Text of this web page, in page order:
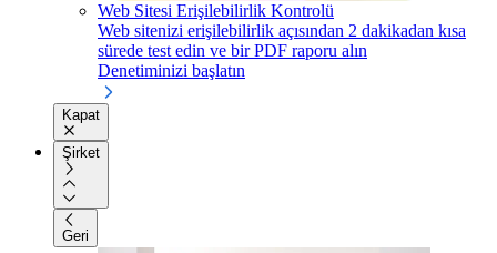
Web Sitesi Erişilebilirlik Kontrolü
Web sitenizi erişilebilirlik açısından 2 dakikadan kısa
sürede test edin ve bir PDF raporu alın
Denetiminizi başlatın
Kapat
Şirket
Geri